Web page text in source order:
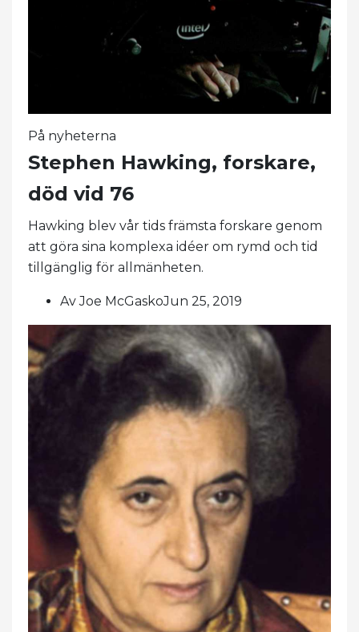
På nyheterna
Stephen Hawking, forskare,
död vid 76
Hawking blev vår tids främsta forskare genom
att göra sina komplexa idéer om rymd och tid
tillgänglig för allmänheten.
Av Joe McGaskoJun 25, 2019